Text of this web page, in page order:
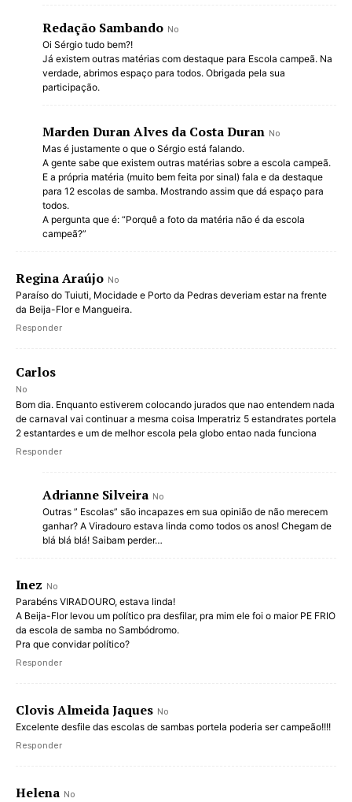
Redação Sambando No
Oi Sérgio tudo bem?!
Já existem outras matérias com destaque para Escola campeã. Na
verdade, abrimos espaço para todos. Obrigada pela sua
participação.
Marden Duran Alves da Costa Duran No
Mas é justamente o que o Sérgio está falando.
A gente sabe que existem outras matérias sobre a escola campeã.
E a própria matéria (muito bem feita por sinal) fala e da destaque
para 12 escolas de samba. Mostrando assim que dá espaço para
todos.
A pergunta que é: “Porquê a foto da matéria não é da escola
campeã?”
Regina Araújo No
Paraíso do Tuiuti, Mocidade e Porto da Pedras deveriam estar na frente
da Beija-Flor e Mangueira.
Responder
Carlos
No
Bom dia. Enquanto estiverem colocando jurados que nao entendem nada
de carnaval vai continuar a mesma coisa Imperatriz 5 estandrates portela
2 estantardes e um de melhor escola pela globo entao nada funciona
Responder
Adrianne Silveira No
Outras ” Escolas” são incapazes em sua opinião de não merecem
ganhar? A Viradouro estava linda como todos os anos! Chegam de
blá blá blá! Saibam perder…
Inez No
Parabéns VIRADOURO, estava linda!
A Beija-Flor levou um político pra desfilar, pra mim ele foi o maior PE FRIO
da escola de samba no Sambódromo.
Pra que convidar político?
Responder
Clovis Almeida Jaques No
Excelente desfile das escolas de sambas portela poderia ser campeão!!!!
Responder
Helena No